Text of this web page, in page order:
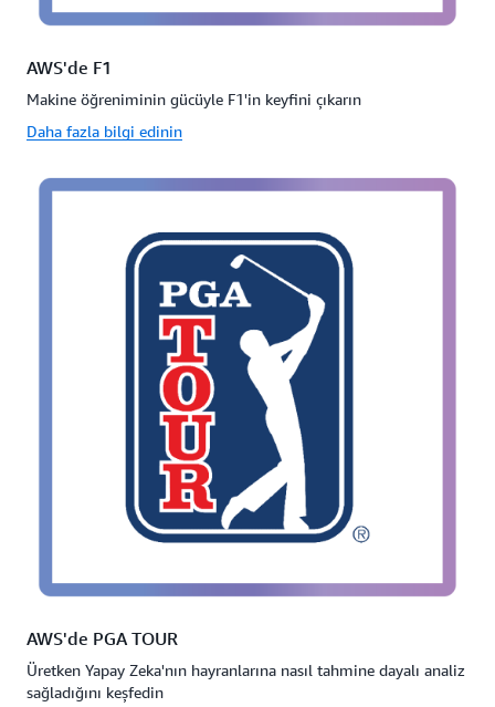
AWS'de F1
Makine öğreniminin gücüyle F1'in keyfini çıkarın
Daha fazla bilgi edinin
AWS'de PGA TOUR
Üretken Yapay Zeka'nın hayranlarına nasıl tahmine dayalı analiz
sağladığını keşfedin